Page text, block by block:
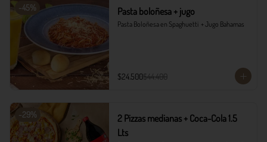
-45% Pasta boloñesa + jugo
Pasta Boloñesa en Spaghuetti  + Jugo Bahamas
$24.500$44.400
-29%
2 Pizzas medianas + Coca-Cola 1.5
Lts